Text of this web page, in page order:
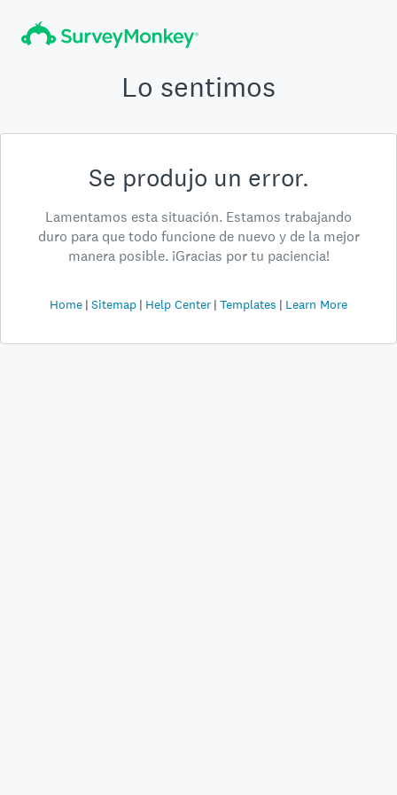
Lo sentimos
Se produjo un error.
Lamentamos esta situación. Estamos trabajando
duro para que todo funcione de nuevo y de la mejor
manera posible. ¡Gracias por tu paciencia!
Home Sitemap Help Center Templates Learn More